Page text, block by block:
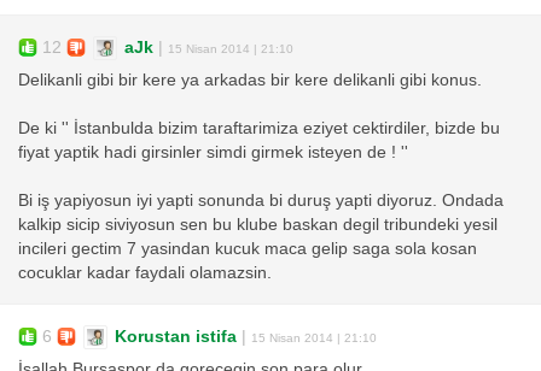
12 aJk | 15 Nisan 2014 | 21:10
Delikanli gibi bir kere ya arkadas bir kere delikanli gibi konus.
De ki '' İstanbulda bizim taraftarimiza eziyet cektirdiler, bizde bu
fiyat yaptik hadi girsinler simdi girmek isteyen de ! ''
Bi iş yapiyosun iyi yapti sonunda bi duruş yapti diyoruz. Ondada
kalkip sicip siviyosun sen bu klube baskan degil tribundeki yesil
incileri gectim 7 yasindan kucuk maca gelip saga sola kosan
cocuklar kadar faydali olamazsin.
6 Korustan istifa | 15 Nisan 2014 | 21:10